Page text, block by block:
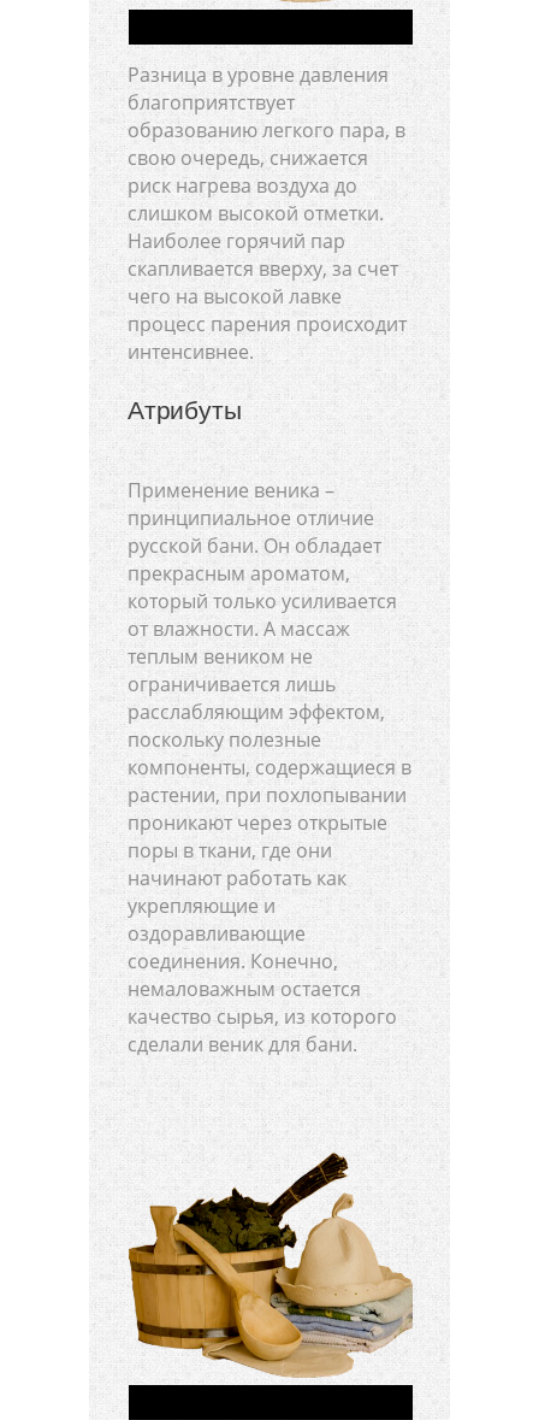
Разница в уровне давления
благоприятствует
образованию легкого пара, в
свою очередь, снижается
риск нагрева воздуха до
слишком высокой отметки.
Наиболее горячий пар
скапливается вверху, за счет
чего на высокой лавке
процесс парения происходит
интенсивнее.
Атрибуты
Применение веника –
принципиальное отличие
русской бани. Он обладает
прекрасным ароматом,
который только усиливается
от влажности. А массаж
теплым веником не
ограничивается лишь
расслабляющим эффектом,
поскольку полезные
компоненты, содержащиеся в
растении, при похлопывании
проникают через открытые
поры в ткани, где они
начинают работать как
укрепляющие и
оздоравливающие
соединения. Конечно,
немаловажным остается
качество сырья, из которого
сделали веник для бани.